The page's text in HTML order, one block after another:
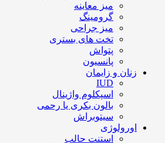
میز معاینه
گرومینگ
میز جراحی
تخت های بستری
پتواش
پانسیون
زنان و زایمان
IUD
اسپکلوم واژینال
بالون بکری یا رحمی
سیتوبراش
اورولوژی
استنت حالب